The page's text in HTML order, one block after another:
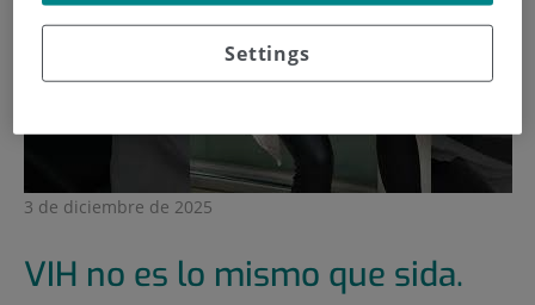
3 de diciembre de 2025
VIH no es lo mismo que sida.
Settings